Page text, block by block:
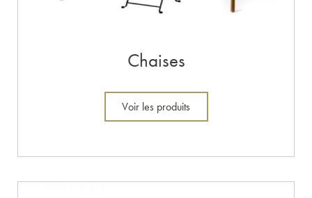
Chaises
Voir les produits